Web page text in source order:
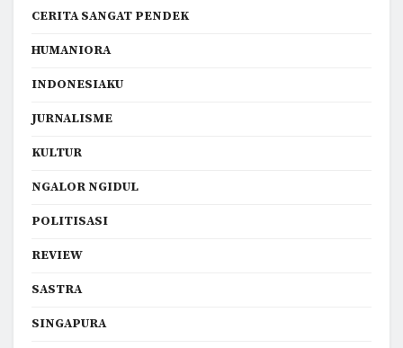
CERITA SANGAT PENDEK
HUMANIORA
INDONESIAKU
JURNALISME
KULTUR
NGALOR NGIDUL
POLITISASI
REVIEW
SASTRA
SINGAPURA